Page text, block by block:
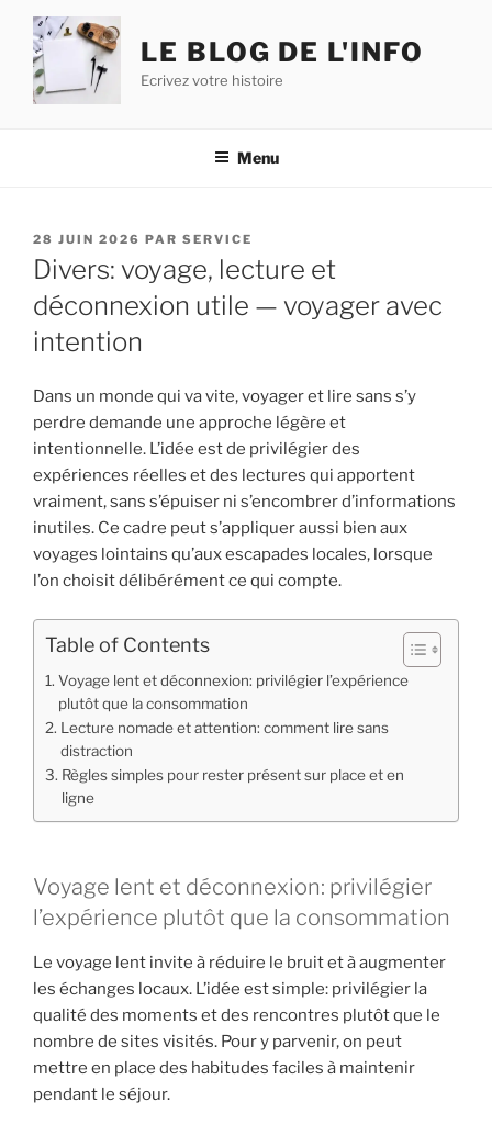
Aller
contenu
principal
LE BLOG DE L'INFO
Ecrivez votre histoire
Menu
PUBLIÉ
LE
28 JUIN 2026 PAR SERVICE
Divers: voyage, lecture et
déconnexion utile — voyager avec
intention
Dans un monde qui va vite, voyager et lire sans s’y
perdre demande une approche légère et
intentionnelle. L’idée est de privilégier des
expériences réelles et des lectures qui apportent
vraiment, sans s’épuiser ni s’encombrer d’informations
inutiles. Ce cadre peut s’appliquer aussi bien aux
voyages lointains qu’aux escapades locales, lorsque
l’on choisit délibérément ce qui compte.
Table of Contents
Voyage lent et déconnexion: privilégier l’expérience
plutôt que la consommation
Lecture nomade et attention: comment lire sans
distraction
Règles simples pour rester présent sur place et en
ligne
Voyage lent et déconnexion: privilégier
l’expérience plutôt que la consommation
Le voyage lent invite à réduire le bruit et à augmenter
les échanges locaux. L’idée est simple: privilégier la
qualité des moments et des rencontres plutôt que le
nombre de sites visités. Pour y parvenir, on peut
mettre en place des habitudes faciles à maintenir
pendant le séjour.